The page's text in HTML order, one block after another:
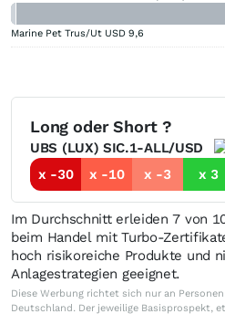
Marine Pet Trus/Ut USD 9,6
Long oder Short ?
UBS (LUX) SIC.1-ALL/USD
x -30
x -10 x -3 x 3
Im Durchschnitt erleiden 7 von
beim Handel mit Turbo-
hoch risikoreiche Produkte und
Anlagestrategien geeignet.
Diese Werbung richtet sich nur an
Deutschland. Der jeweilige Basisprospekt,